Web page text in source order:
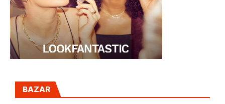
BAZAR